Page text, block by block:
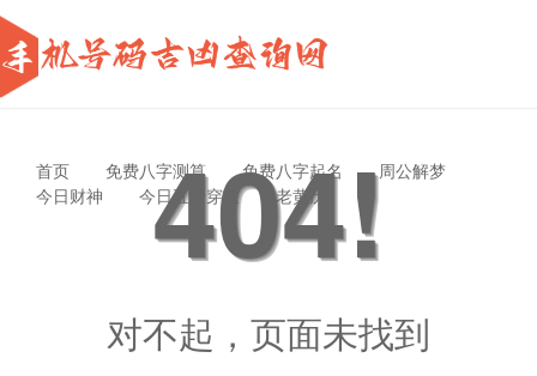
首页 免费八字测算 免费八字起名
周公解梦
今日财神
今日五行穿衣 老黄历
404!
对不起，页面未找到